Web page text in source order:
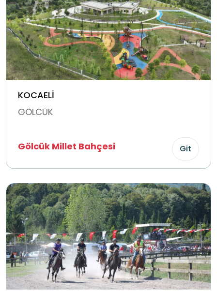
KOCAELİ
GÖLCÜK
Gölcük Millet Bahçesi Git